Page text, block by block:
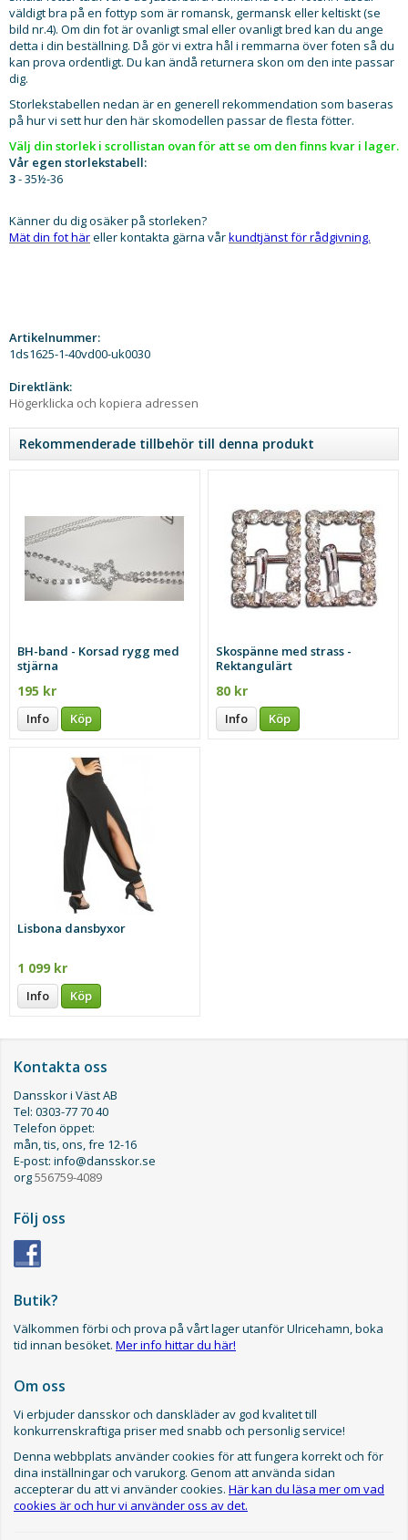
väldigt bra på en fottyp som är romansk, germansk eller keltiskt (se
bild nr.4). Om din fot är ovanligt smal eller ovanligt bred kan du ange
detta i din beställning. Då gör vi extra hål i remmarna över foten så du
kan prova ordentligt. Du kan ändå returnera skon om den inte passar
dig.
Storlekstabellen nedan är en generell rekommendation som baseras
på hur vi sett hur den här skomodellen passar de flesta fötter.
Välj din storlek i scrollistan ovan för att se om den finns kvar i lager.​
Vår egen storlekstabell:
3- 35½-36
Känner du dig osäker på storleken?
Mät din fot häreller kontakta gärna vårkundtjänst för rådgivning.
Artikelnummer:
1ds1625-1-40vd00-uk0030
Direktlänk:
Högerklicka och kopiera adressen
Rekommenderade tillbehör till denna produkt
BH-band - Korsad rygg med
stjärna
195 kr
Info Köp
Skospänne med strass -
Rektangulärt
80 kr
Info Köp
Lisbona dansbyxor
1 099 kr
Info Köp
Kontakta oss
Dansskor i Väst AB
Tel: 0303-77 70 40
Telefon öppet:
mån, tis, ons, fre 12-16
E-post: info@dansskor.se
org556759-4089
Följ oss
Butik?
Välkommen förbi och prova på vårt lager utanför Ulricehamn, boka
tid innan besöket. Mer info hittar du här!
Om oss
Vi erbjuder dansskor och danskläder av god kvalitet till
konkurrenskraftiga priser med snabb och personlig service!
Denna webbplats använder cookies för att fungera korrekt och för
dina inställningar och varukorg. Genom att använda sidan
accepterar du att vi använder cookies. Här kan du läsa mer om vad
cookies är och hur vi använder oss av det.